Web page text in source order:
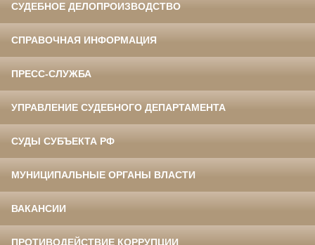
СУДЕБНОЕ ДЕЛОПРОИЗВОДСТВО
СПРАВОЧНАЯ ИНФОРМАЦИЯ
ПРЕСС-СЛУЖБА
УПРАВЛЕНИЕ СУДЕБНОГО ДЕПАРТАМЕНТА
СУДЫ СУБЪЕКТА РФ
МУНИЦИПАЛЬНЫЕ ОРГАНЫ ВЛАСТИ
ВАКАНСИИ
ПРОТИВОДЕЙСТВИЕ КОРРУПЦИИ